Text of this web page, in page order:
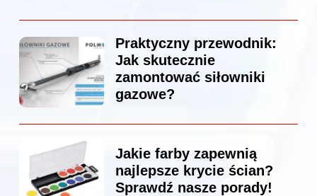
Praktyczny przewodnik:
Jak skutecznie
zamontować siłowniki
gazowe?
Jakie farby zapewnią
najlepsze krycie ścian?
Sprawdź nasze porady!